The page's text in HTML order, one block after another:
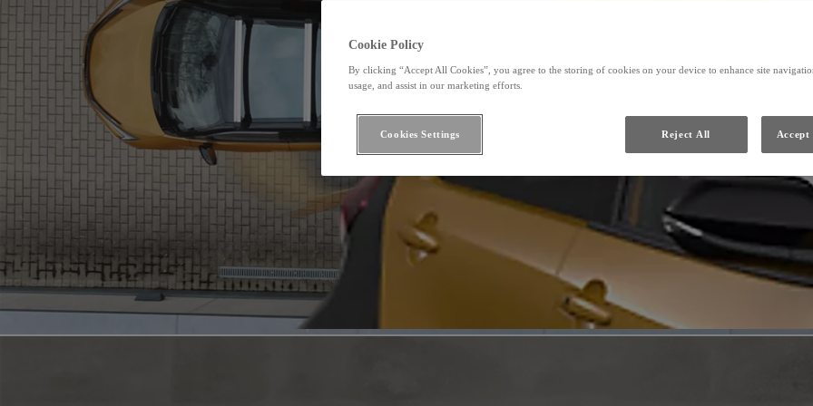
Cookie Policy
By clicking “Accept All Cookies”, you agree to the storing of cookies on your device to enhance site
usage, and assist in our marketing efforts.
Reject All Accept
Cookies Settings